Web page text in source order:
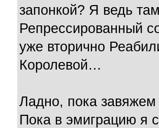
запонкой? Я ведь
Репрессированный
уже вторично
Королевой…
Ладно, пока завяжем
Пока в эмиграцию я